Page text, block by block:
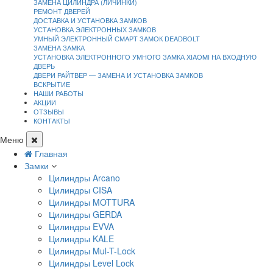
РЕМОНТ ДВЕРЕЙ
ДОСТАВКА И УСТАНОВКА ЗАМКОВ
УСТАНОВКА ЭЛЕКТРОННЫХ ЗАМКОВ
УМНЫЙ ЭЛЕКТРОННЫЙ СМАРТ ЗАМОК DEADBOLT
ЗАМЕНА ЗАМКА
УСТАНОВКА ЭЛЕКТРОННОГО УМНОГО ЗАМКА XIAOMI НА ВХОДНУЮ
ДВЕРЬ
ДВЕРИ РАЙТВЕР — ЗАМЕНА И УСТАНОВКА ЗАМКОВ
ВСКРЫТИЕ
НАШИ РАБОТЫ
АКЦИИ
ОТЗЫВЫ
КОНТАКТЫ
Меню
Главная
Замки
Цилиндры Arcano
Цилиндры CISA
Цилиндры MOTTURA
Цилиндры GERDA
Цилиндры EVVA
Цилиндры KALE
Цилиндры Mul-T-Lock
Цилиндры Level Lock